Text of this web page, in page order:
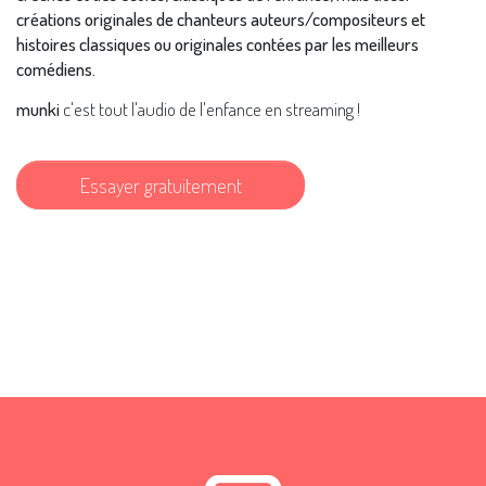
créations originales de chanteurs auteurs/compositeurs et
histoires classiques ou originales contées par les meilleurs
comédiens.
munkic'est tout l'audio de l'enfance en streaming !
Essayer gratuitement